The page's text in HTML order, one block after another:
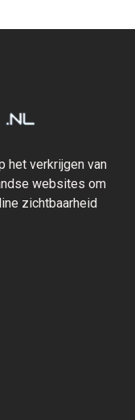
het verkrijgen van
websites om
zichtbaarheid